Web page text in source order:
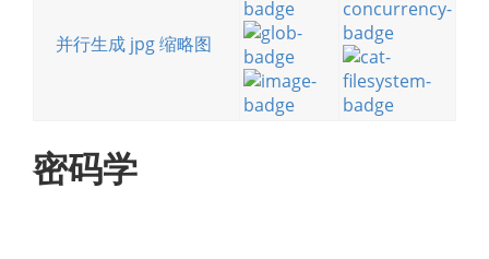
并行生成 jpg 缩略图
密码学